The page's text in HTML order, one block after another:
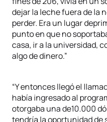
dejar la leche fuera de la
perder. Era un lugar
punto en que no
casa, ir a la universidad,
algo de dinero.”
“Y entonces llegó el
había ingresado al
otorgaba una de10.000
tendría la oportunidad de